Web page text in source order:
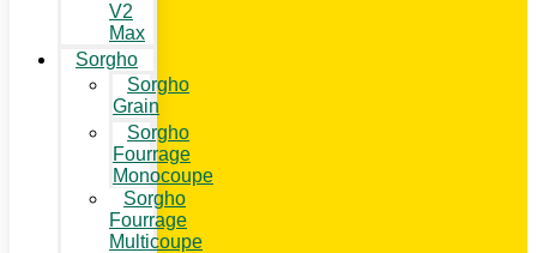
V2
Max
Sorgho
Sorgho
Grain
Sorgho
Fourrage
Monocoupe
Sorgho
Fourrage
Multicoupe